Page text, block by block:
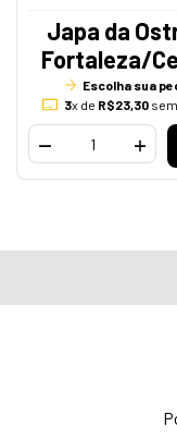
Japa da
Fortaleza/
Escolha sua
3x de R$23,30